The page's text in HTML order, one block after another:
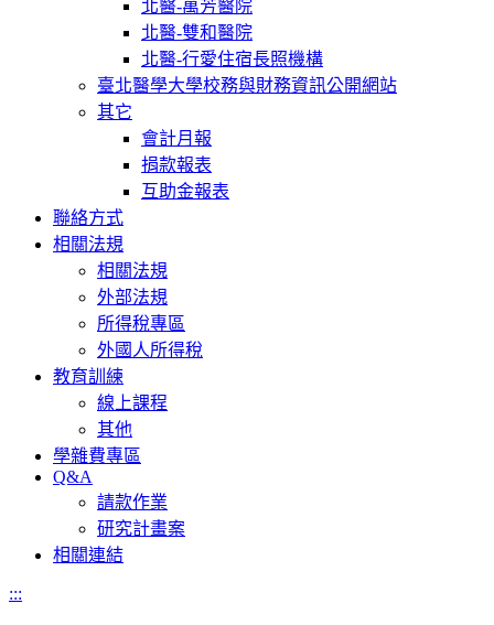
北醫-萬芳醫院
北醫-雙和醫院
北醫-行愛住宿長照機構
臺北醫學大學校務與財務資訊公開網站
其它
會計月報
捐款報表
互助金報表
聯絡方式
相關法規
相關法規
外部法規
所得稅專區
外國人所得稅
教育訓練
線上課程
其他
學雜費專區
Q&A
請款作業
研究計畫案
相關連結
:::